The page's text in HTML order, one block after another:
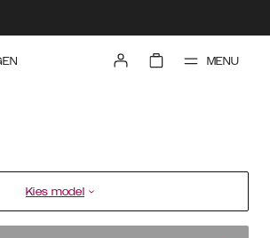
MENU
Kies model